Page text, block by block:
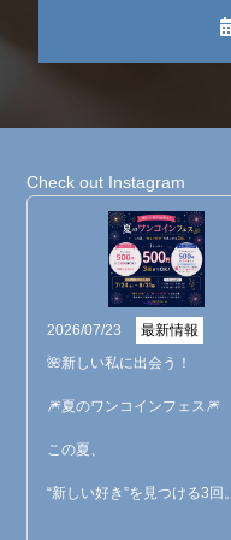
Check out Instagram
2026/07/23
最新情報
🌺新しい私に出会う！
🎆夏のワンコインフェス🎆
この夏、
“新しい好き”を見つける3回